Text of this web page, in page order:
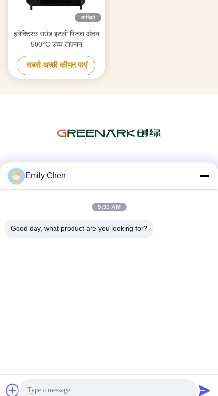
वीडियो
इलेक्ट्रिक राउंड इटली पिज्जा ओवन
500°C उच्च तापमान
सबसे अच्छी कीमत पाएं
टेलीफोन
Emily Chen
5:33 AM
Good day, what product are you looking for?